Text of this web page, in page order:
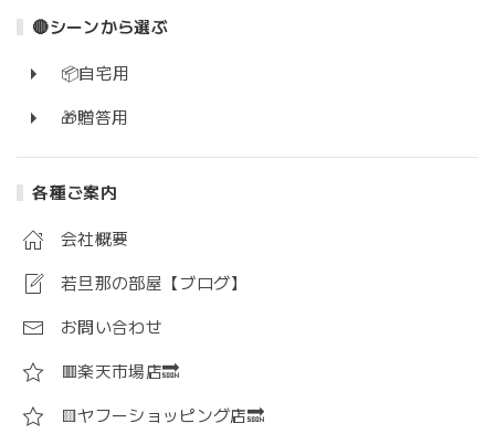
🔴シーンから選ぶ
📦自宅用
🎁贈答用
各種ご案内
会社概要
若旦那の部屋【ブログ】
お問い合わせ
🟥楽天市場店🔜
🟨ヤフーショッピング店🔜